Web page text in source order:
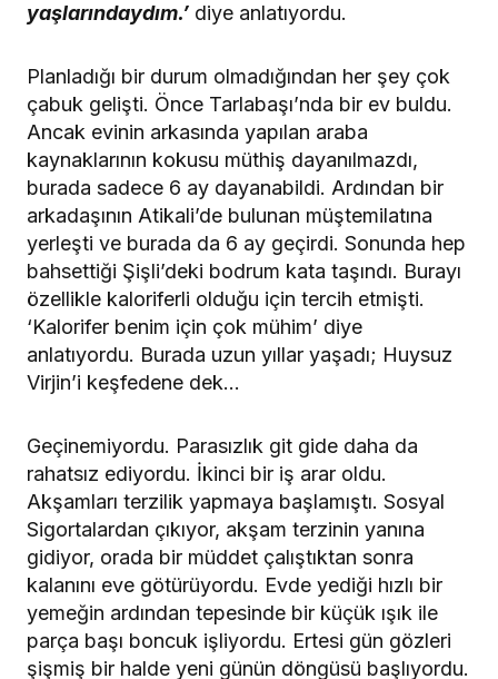
yaşlarındaydım.’ diye anlatıyordu.
Planladığı bir durum olmadığından her şey çok
çabuk gelişti. Önce Tarlabaşı’nda bir ev buldu.
Ancak evinin arkasında yapılan araba
kaynaklarının kokusu müthiş dayanılmazdı,
burada sadece 6 ay dayanabildi. Ardından bir
arkadaşının Atikali’de bulunan müştemilatına
yerleşti ve burada da 6 ay geçirdi. Sonunda hep
bahsettiği Şişli’deki bodrum kata taşındı. Burayı
özellikle kaloriferli olduğu için tercih etmişti.
‘Kalorifer benim için çok mühim’ diye
anlatıyordu. Burada uzun yıllar yaşadı; Huysuz
Virjin’i keşfedene dek…
Geçinemiyordu. Parasızlık git gide daha da
rahatsız ediyordu. İkinci bir iş arar oldu.
Akşamları terzilik yapmaya başlamıştı. Sosyal
Sigortalardan çıkıyor, akşam terzinin yanına
gidiyor, orada bir müddet çalıştıktan sonra
kalanını eve götürüyordu. Evde yediği hızlı bir
yemeğin ardından tepesinde bir küçük ışık ile
parça başı boncuk işliyordu. Ertesi gün gözleri
şişmiş bir halde yeni günün döngüsü başlıyordu.